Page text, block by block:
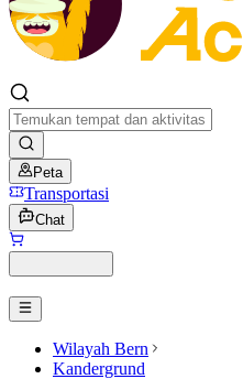
Peta
Transportasi
Chat
Wilayah Bern
Kandergrund